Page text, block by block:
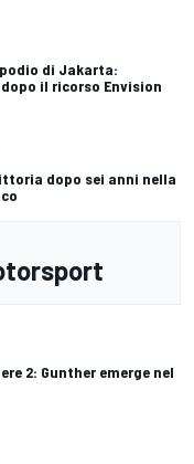
di Jakarta:
il ricorso Envision
dopo sei anni nella
2: Gunther emerge nel